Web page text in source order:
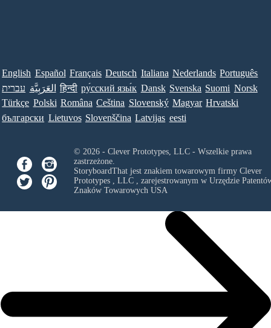
English Español Français Deutsch Italiana Nederlands Português
עברית العَرَبِيَّة हिन्दी ру́сский язы́к Dansk Svenska Suomi Norsk
Türkçe Polski Româna Ceština Slovenský Magyar Hrvatski
български Lietuvos Slovenščina Latvijas eesti
© 2026 - Clever Prototypes, LLC - Wszelkie prawa
zastrzeżone.
StoryboardThat jest znakiem towarowym firmy Clever
Prototypes , LLC, zarejestrowanym w Urzędzie
Znaków Towarowych USA